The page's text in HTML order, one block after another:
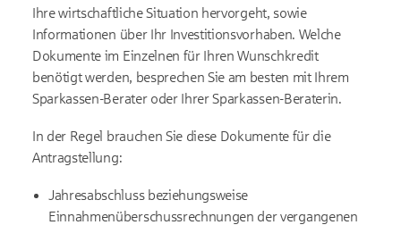
Ihre wirtschaftliche Situation hervorgeht, sowie
Informationen über Ihr Investitionsvorhaben. Welche
Dokumente im Einzelnen für Ihren Wunschkredit
benötigt werden, besprechen Sie am besten mit Ihrem
Sparkassen-Berater oder Ihrer Sparkassen-Beraterin.
In der Regel brauchen Sie diese Dokumente für die
Antragstellung:
Jahresabschluss beziehungsweise
Einnahmenüberschussrechnungen der vergangenen